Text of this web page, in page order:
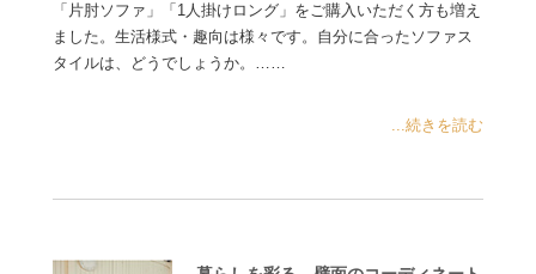
「片肘ソファ」「1人掛けロング」をご購入いただく方も増え
ました。生活様式・趣向は様々です。自分に合ったソファス
タイルは、どうでしょうか。……
...続きを読む